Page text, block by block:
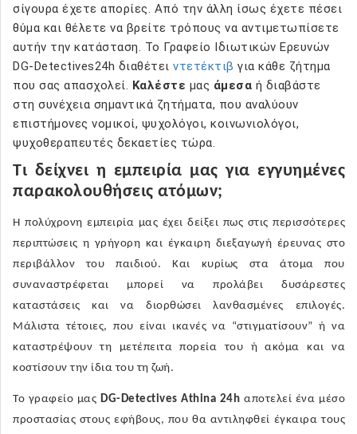
σίγουρα έχετε απορίες. Από την άλλη ίσως έχετε πέσει
θύμα και θέλετε να βρείτε τρόπους να αντιμετωπίσετε
αυτήν την κατάσταση. Το Γραφείο Ιδιωτικών Ερευνών
DG-Detectives24h διαθέτει ντετέκτιβ για κάθε ζήτημα
που σας απασχολεί. Καλέστε μας άμεσα ή διαβάστε
στη συνέχεια σημαντικά ζητήματα, που αναλύουν
επιστήμονες νομικοί, ψυχολόγοι, κοινωνιολόγοι,
ψυχοθεραπευτές δεκαετίες τώρα.
Τι δείχνει η εμπειρία μας για εγγυημένες
παρακολουθήσεις ατόμων;
Η πολύχρονη εμπειρία μας έχει δείξει πως στις περισσότερες
περιπτώσεις η γρήγορη και έγκαιρη διεξαγωγή έρευνας στο
περιβάλλον του παιδιού. Και κυρίως στα άτομα που
συναναστρέφεται μπορεί να προλάβει δυσάρεστες
καταστάσεις και να διορθώσει λανθασμένες επιλογές.
Μάλιστα τέτοιες, που είναι ικανές να “στιγματίσουν” ή να
καταστρέψουν τη μετέπειτα πορεία του ή ακόμα και να
κοστίσουν την ίδια του τη ζωή.
Το γραφείο μαςDG-Detectives Athina 24h αποτελεί ένα μέσο
προστασίας στους εφήβους, που θα αντιληφθεί έγκαιρα τους